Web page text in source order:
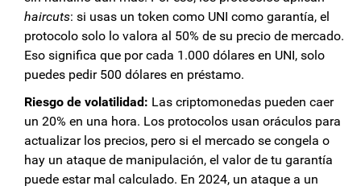
haircuts: si usas un token como UNI como garantía, el
protocolo solo lo valora al 50% de su precio de mercado.
Eso significa que por cada 1.000 dólares en UNI, solo
puedes pedir 500 dólares en préstamo.
Riesgo de volatilidad: Las criptomonedas pueden caer
un 20% en una hora. Los protocolos usan oráculos para
actualizar los precios, pero si el mercado se congela o
hay un ataque de manipulación, el valor de tu garantía
puede estar mal calculado. En 2024, un ataque a un